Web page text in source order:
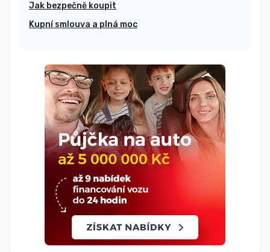
Jak bezpečně koupit
Kupní smlouva a plná moc